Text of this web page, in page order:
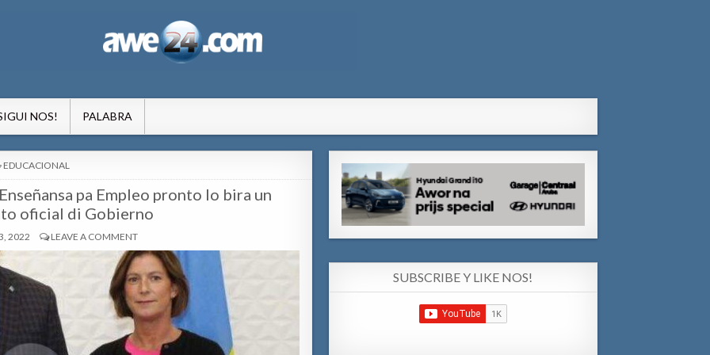
NOS! PALABRA
POSTED
IN
EDUCACIONAL
pa Empleo pronto lo bira un
oficial di Gobierno
2022 LEAVE A COMMENT
SUBSCRIBE Y LIKE NOS!